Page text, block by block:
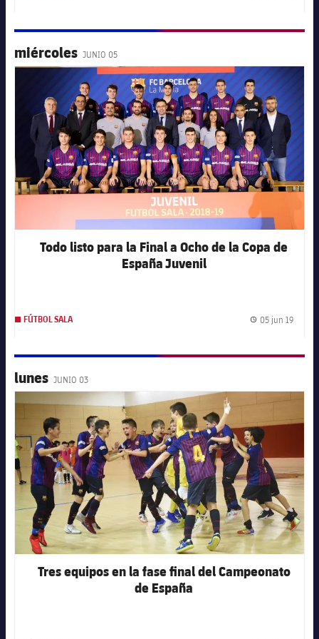
miércoles JUNIO 05
FC Barcelona club badge
Todo listo para la Final a Ocho de la Copa de
España Juvenil
FÚTBOL SALA 05 jun 19
lunes JUNIO 03
FC Barcelona club badge
Tres equipos en la fase final del Campeonato
de España